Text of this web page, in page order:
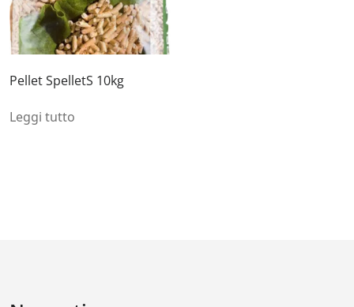
Pellet SpelletS 10kg
Leggi tutto